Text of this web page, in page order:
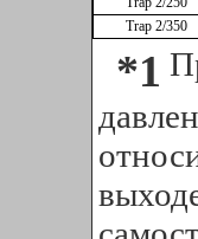
Trap 2/350
*1